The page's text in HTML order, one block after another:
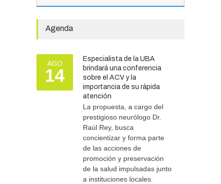
prevención ante eventos
calefacción para el reinicio
de las clases tras una obra
de emergencia financiada
por la Municipalidad
EDUCACIÓN
Agenda
AGO
14
Especialista de la UBA
brindará una conferencia
sobre el ACV y la
importancia de su rápida
atención
La propuesta, a cargo del
prestigioso neurólogo Dr.
Raúl Rey, busca
concientizar y forma parte
de las acciones de
promoción y preservación
de la salud impulsadas junto
a instituciones locales.